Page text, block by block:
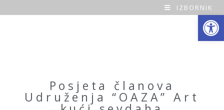
Open toolbar
O
IZBORNIK
Posjeta članova
Udruženja “OAZA” Art